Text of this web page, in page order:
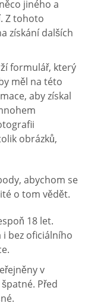
jiného a
Z tohoto
získání dalších
formulář, který
měl na této
aby získal
obrázků,
abychom se
o tom vědět.
18 let.
bez oficiálního
v
Před